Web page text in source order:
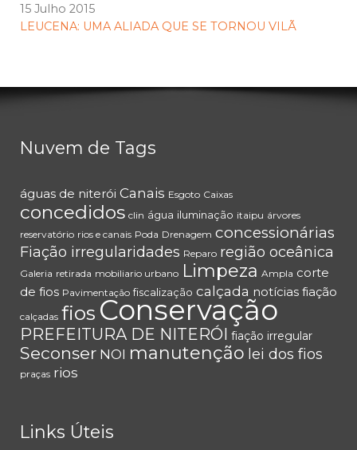
15 Julho 2015
LEUCENA: UMA ALIADA QUE SE TORNOU VILÃ
Nuvem de Tags
águas de niterói Canais Esgoto Caixas
concedidos clin água iluminação itaipu árvores
reservatório rios e canais Poda Drenagem concessionárias
Fiação irregularidades Reparo região oceânica
Galeria retirada mobiliario urbano Limpeza Ampla corte
de fios Pavimentação fiscalização calçada notícias fiação
calçadas fios Conservação
PREFEITURA DE NITERÓI fiação irregular
Seconser NOI manutenção lei dos fios
praças rios
Links Úteis